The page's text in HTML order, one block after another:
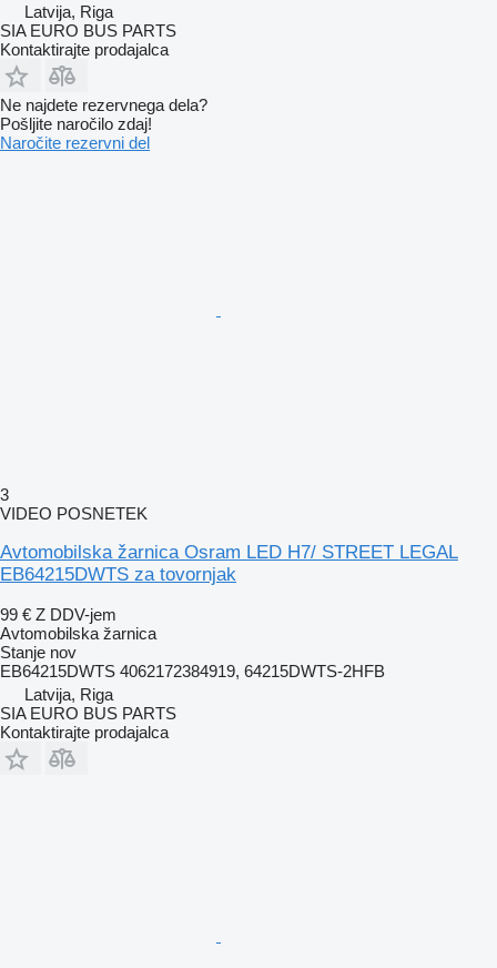
Latvija, Riga
SIA EURO BUS PARTS
Kontaktirajte prodajalca
Ne najdete rezervnega dela?
Pošljite naročilo zdaj!
Naročite rezervni del
3
VIDEO POSNETEK
Avtomobilska žarnica Osram LED H7/ STREET LEGAL
EB64215DWTS za tovornjak
99 € Z DDV-jem
Avtomobilska žarnica
Stanje nov
EB64215DWTS 4062172384919, 64215DWTS-2HFB
Latvija, Riga
SIA EURO BUS PARTS
Kontaktirajte prodajalca